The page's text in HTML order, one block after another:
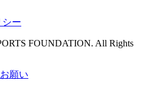
シー
FOUNDATION. All Rights
願い